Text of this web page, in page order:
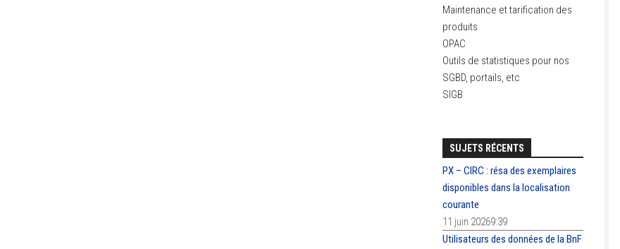
Maintenance et tarification des
produits
OPAC
Outils de statistiques pour nos
SGBD, portails, etc
SIGB
SUJETS RÉCENTS
PX – CIRC : résa des exemplaires
disponibles dans la localisation
courante
11 juin 20269:39
Utilisateurs des données de la BnF